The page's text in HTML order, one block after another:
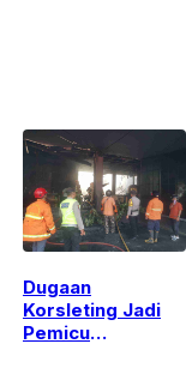
Dugaan
Korsleting Jadi
Pemicu